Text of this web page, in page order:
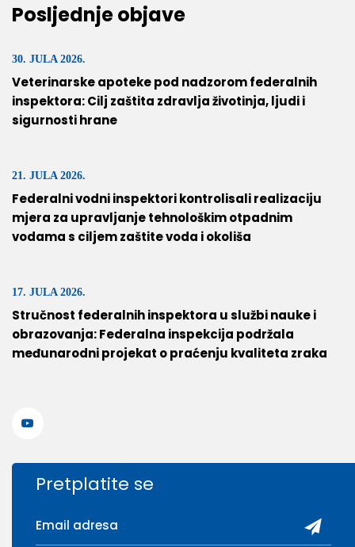
Posljednje objave
30. JULA 2026.
Veterinarske apoteke pod nadzorom federalnih
inspektora: Cilj zaštita zdravlja životinja, ljudi i
sigurnosti hrane
21. JULA 2026.
Federalni vodni inspektori kontrolisali realizaciju
mjera za upravljanje tehnološkim otpadnim
vodama s ciljem zaštite voda i okoliša
17. JULA 2026.
Stručnost federalnih inspektora u službi nauke i
obrazovanja: Federalna inspekcija podržala
međunarodni projekat o praćenju kvaliteta zraka
Pretplatite se